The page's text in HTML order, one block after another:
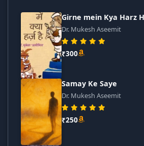
Girne mein Kya Harz
Dr. Mukesh Aseemit
₹300
Samay Ke Saye
Dr. Mukesh Aseemit
₹250